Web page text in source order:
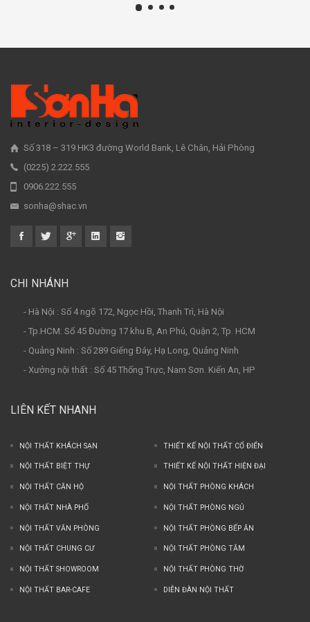
Số 318 – 319 HK3 đường World Bank, Lê Chân, Hải Phòng
(0225) 2.222.555
0906.222.555
sonha@shac.vn
CHI NHÁNH
- Hà Nội : Số 4 ngõ 172, Ngọc Hồi, Thanh Trì, Hà Nội
- Tp.HCM: Số 45 Đường 17 khu B, An Phú, Quận 2, Tp. HCM
- Quảng Ninh : Số 289 Giếng Đáy, Hạ Long, Quảng Ninh
- Xưởng nội thất : Số 45 Thống Trực, Nam Sơn. Kiến An, HP
LIÊN KẾT NHANH
NỘI THẤT KHÁCH SẠN THIẾT KẾ NỘI THẤT CỔ ĐIỂN
NỘI THẤT BIỆT THỰ THIẾT KẾ NỘI THẤT HIỆN ĐẠI
NỘI THẤT CĂN HỘ NỘI THẤT PHÒNG KHÁCH
NỘI THẤT NHÀ PHỐ NỘI THẤT PHÒNG NGỦ
NỘI THẤT VĂN PHÒNG NỘI THẤT PHÒNG BẾP ĂN
NỘI THẤT CHUNG CƯ NỘI THẤT PHÒNG TẮM
NỘI THẤT SHOWROOM NỘI THẤT PHÒNG THỜ
NỘI THẤT BAR-CAFE DIỄN ĐÀN NỘI THẤT